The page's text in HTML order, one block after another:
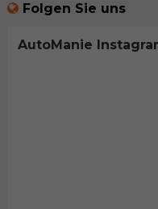
Folgen Sie uns
AutoManie